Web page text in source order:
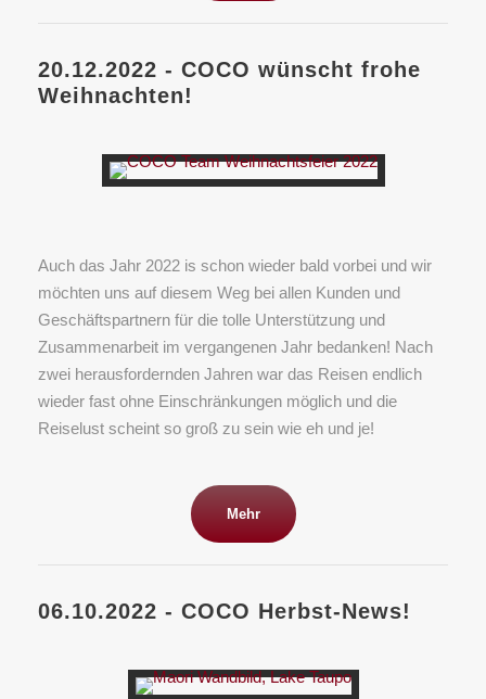
20.12.2022 - COCO wünscht frohe
Weihnachten!
Auch das Jahr 2022 is schon wieder bald vorbei und wir
möchten uns auf diesem Weg bei allen Kunden und
Geschäftspartnern für die tolle Unterstützung und
Zusammenarbeit im vergangenen Jahr bedanken! Nach
zwei herausfordernden Jahren war das Reisen endlich
wieder fast ohne Einschränkungen möglich und die
Reiselust scheint so groß zu sein wie eh und je!
Mehr
06.10.2022 - COCO Herbst-News!